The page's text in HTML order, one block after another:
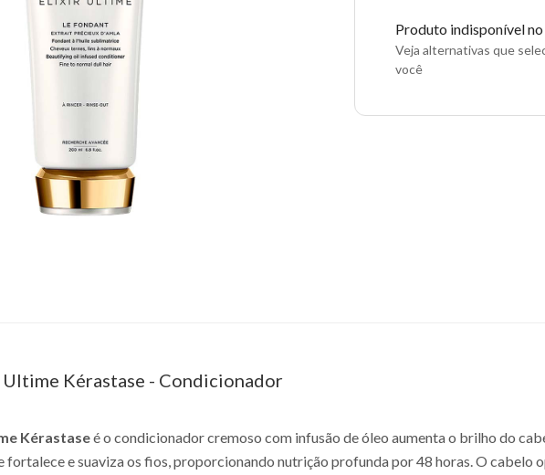
Produto indisponível
Veja alternativas que
você
Kérastase - Condicionador
Kérastaseé o condicionador cremoso com infusão de óleo aumenta o brilho do
fortalece e suaviza os fios, proporcionando nutrição profunda por 48 horas. O cabelo